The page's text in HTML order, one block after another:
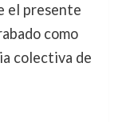
el presente
como
colectiva de